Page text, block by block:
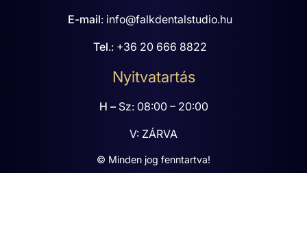
E-mail: info@falkdentalstudio.hu
Tel.: +36 20 666 8822
Nyitvatartás
H – Sz: 08:00 – 20:00
V: ZÁRVA
© Minden jog fenntartva!